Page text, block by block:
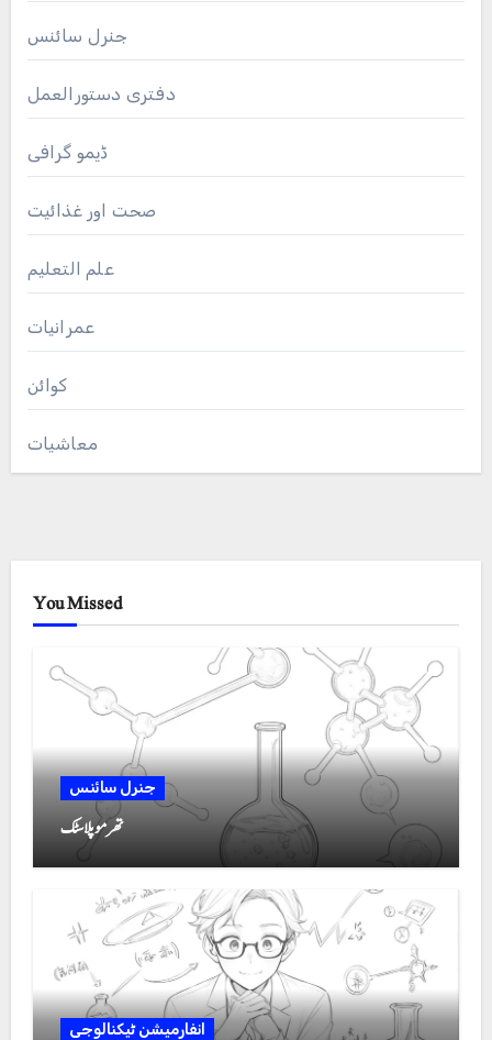
جنرل سائنس
دفتری دستورالعمل
ڈیمو گرافی
صحت اور غذائیت
علم التعلیم
عمرانیات
کوائن
معاشیات
You Missed
جنرل سائنس
تھرموپلاسٹک
انفارمیشن ٹیکنالوجی